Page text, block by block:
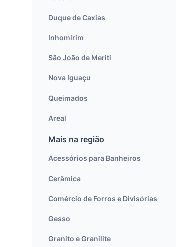
Duque de Caxias
Inhomirim
São João de Meriti
Nova Iguaçu
Queimados
Areal
Mais na região
Acessórios para Banheiros
Cerâmica
Comércio de Forros e Divisórias
Gesso
Granito e Granilite